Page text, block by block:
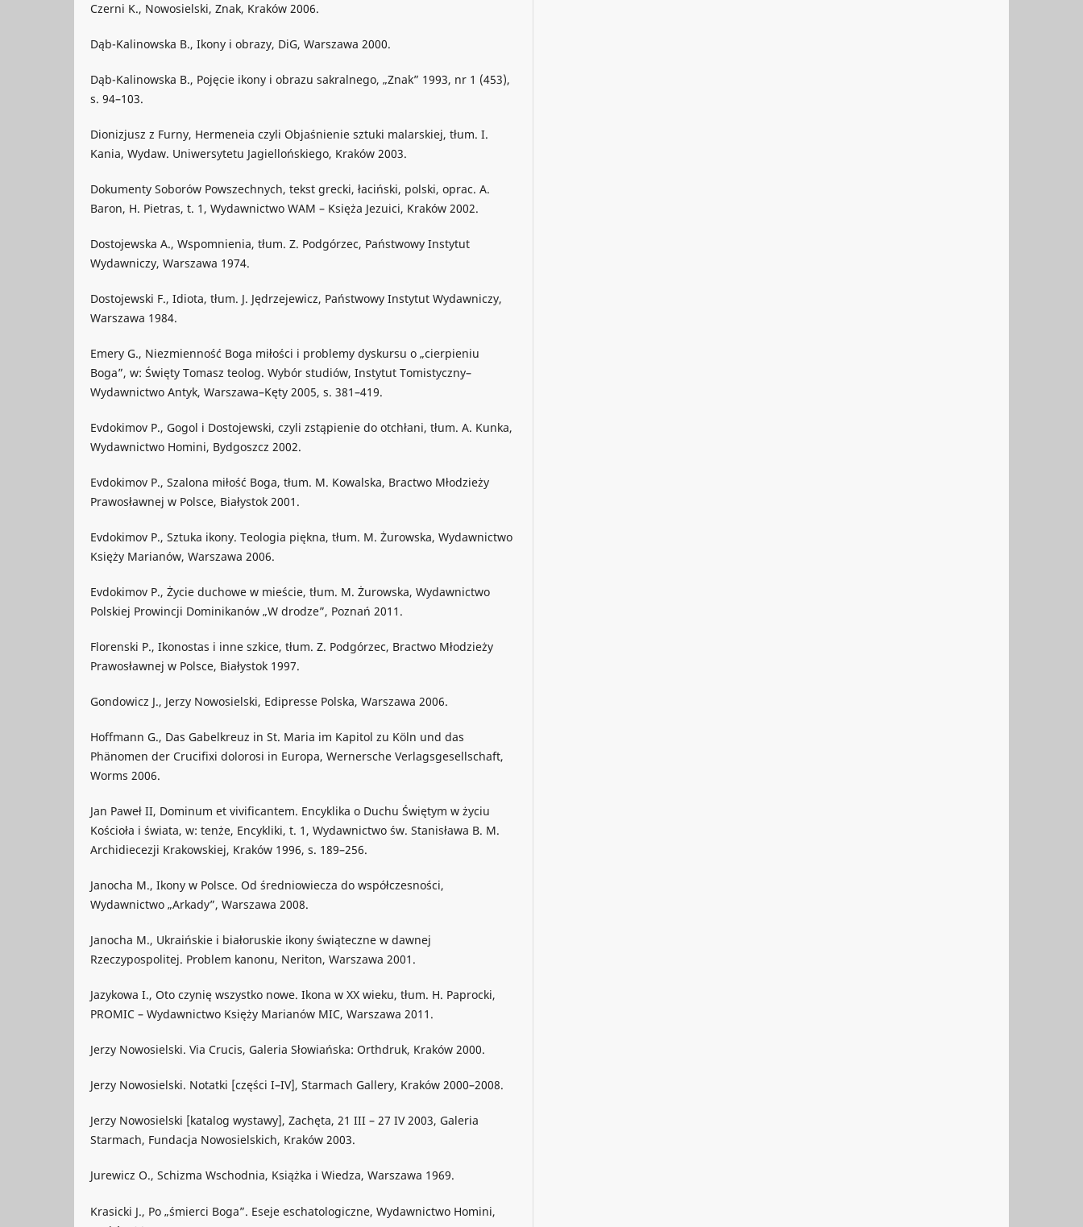
Czerni K., Nowosielski, Znak, Kraków 2006.
Dąb-Kalinowska B., Ikony i obrazy, DiG, Warszawa 2000.
Dąb-Kalinowska B., Pojęcie ikony i obrazu sakralnego, „Znak” 1993, nr 1 (453),
s. 94–103.
Dionizjusz z Furny, Hermeneia czyli Objaśnienie sztuki malarskiej, tłum. I.
Kania, Wydaw. Uniwersytetu Jagiellońskiego, Kraków 2003.
Dokumenty Soborów Powszechnych, tekst grecki, łaciński, polski, oprac. A.
Baron, H. Pietras, t. 1, Wydawnictwo WAM – Księża Jezuici, Kraków 2002.
Dostojewska A., Wspomnienia, tłum. Z. Podgórzec, Państwowy Instytut
Wydawniczy, Warszawa 1974.
Dostojewski F., Idiota, tłum. J. Jędrzejewicz, Państwowy Instytut Wydawniczy,
Warszawa 1984.
Emery G., Niezmienność Boga miłości i problemy dyskursu o „cierpieniu
Boga”, w: Święty Tomasz teolog. Wybór studiów, Instytut Tomistyczny–
Wydawnictwo Antyk, Warszawa–Kęty 2005, s. 381–419.
Evdokimov P., Gogol i Dostojewski, czyli zstąpienie do otchłani, tłum. A. Kunka,
Wydawnictwo Homini, Bydgoszcz 2002.
Evdokimov P., Szalona miłość Boga, tłum. M. Kowalska, Bractwo Młodzieży
Prawosławnej w Polsce, Białystok 2001.
Evdokimov P., Sztuka ikony. Teologia piękna, tłum. M. Żurowska, Wydawnictwo
Księży Marianów, Warszawa 2006.
Evdokimov P., Życie duchowe w mieście, tłum. M. Żurowska, Wydawnictwo
Polskiej Prowincji Dominikanów „W drodze”, Poznań 2011.
Florenski P., Ikonostas i inne szkice, tłum. Z. Podgórzec, Bractwo Młodzieży
Prawosławnej w Polsce, Białystok 1997.
Gondowicz J., Jerzy Nowosielski, Edipresse Polska, Warszawa 2006.
Hoffmann G., Das Gabelkreuz in St. Maria im Kapitol zu Köln und das
Phänomen der Crucifixi dolorosi in Europa, Wernersche Verlagsgesellschaft,
Worms 2006.
Jan Paweł II, Dominum et vivificantem. Encyklika o Duchu Świętym w życiu
Kościoła i świata, w: tenże, Encykliki, t. 1, Wydawnictwo św. Stanisława B. M.
Archidiecezji Krakowskiej, Kraków 1996, s. 189–256.
Janocha M., Ikony w Polsce. Od średniowiecza do współczesności,
Wydawnictwo „Arkady”, Warszawa 2008.
Janocha M., Ukraińskie i białoruskie ikony świąteczne w dawnej
Rzeczypospolitej. Problem kanonu, Neriton, Warszawa 2001.
Jazykowa I., Oto czynię wszystko nowe. Ikona w XX wieku, tłum. H. Paprocki,
PROMIC – Wydawnictwo Księży Marianów MIC, Warszawa 2011.
Jerzy Nowosielski. Via Crucis, Galeria Słowiańska: Orthdruk, Kraków 2000.
Jerzy Nowosielski. Notatki [części I–IV], Starmach Gallery, Kraków 2000–2008.
Jerzy Nowosielski [katalog wystawy], Zachęta, 21 III – 27 IV 2003, Galeria
Starmach, Fundacja Nowosielskich, Kraków 2003.
Jurewicz O., Schizma Wschodnia, Książka i Wiedza, Warszawa 1969.
Krasicki J., Po „śmierci Boga”. Eseje eschatologiczne, Wydawnictwo Homini,